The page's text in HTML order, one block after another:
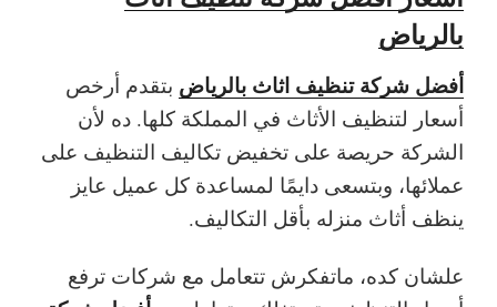
بالرياض
أفضل شركة تنظيف اثاث بالرياض بتقدم أرخص
أسعار لتنظيف الأثاث في المملكة كلها. ده لأن
الشركة حريصة على تخفيض تكاليف التنظيف على
عملائها، وبتسعى دايمًا لمساعدة كل عميل عايز
ينظف أثاث منزله بأقل التكاليف.
علشان كده، ماتفكرش تتعامل مع شركات ترفع